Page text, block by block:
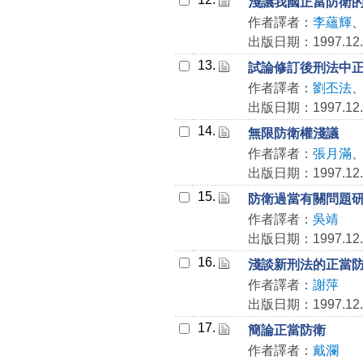
作者譯者： 李蘊輝
出版日期：
13.
試論修訂後刑法中
作者譯者： 劉丕法
出版日期：
14.
無限防衛權淺議
作者譯者： 張月滿
出版日期：
15.
防衛過當有關問題
作者譯者： 吳靖
出版日期：
16.
淺談新刑法的正當
作者譯者： 謝萍
出版日期：
17.
簡論正當防衛
作者譯者： 戴瀾